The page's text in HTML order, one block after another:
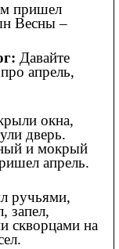
пришел
Весны –
Давайте
апрель,
окна,
дверь.
и мокрый
апрель.
ручьями,
запел,
скворцами на